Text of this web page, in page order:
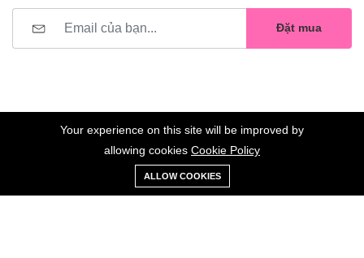
Đặt mua
©2023 Hoa Nelly . All Rights Reserved.
0
Xe
đẩy
Danh sách
yêu thích
Your experience on this site will be improved by
allowing cookies Cookie Policy
ALLOW COOKIES